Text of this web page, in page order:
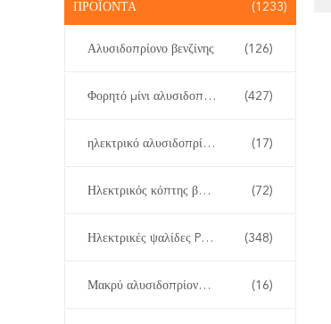
ΠΡΟΪΌΝΤΑ (1233)
Αλυσιδοπρίονο βενζίνης (126)
Φορητό μίνι αλυσιδοπρίονο (427)
ηλεκτρικό αλυσιδοπρίονο (17)
Ηλεκτρικός κόπτης βουρτσών (72)
Ηλεκτρικές ψαλίδες Pruner (348)
Μακρύ αλυσιδοπρίονο Πολωνού (16)